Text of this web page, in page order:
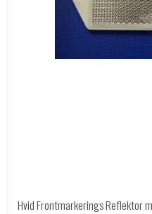
Hvid Frontmarkerings Reflektor